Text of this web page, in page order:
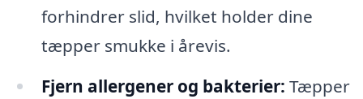
forhindrer slid, hvilket holder dine
tæpper smukke i årevis.
Fjern allergener og bakterier: Tæpper